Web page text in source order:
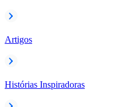
Artigos
Histórias Inspiradoras